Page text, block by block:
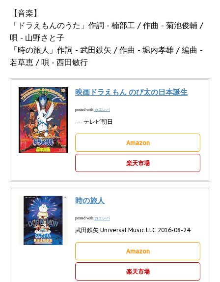
【音楽】
「ドラえもんのうた」作詞 - 楠部工 / 作曲 - 菊池俊輔 /
唄 - 山野さと子
「時の旅人」作詞 - 武田鉄矢 / 作曲 - 堀内孝雄 / 編曲 -
若草恵 / 唄 - 西田敏行
映画ドラえもん のび太の日本誕生
posted with カエレバ
--- テレビ朝日
Amazon
楽天市場
時の旅人
posted with カエレバ
武田鉄矢 Universal Music LLC 2016-08-24
Amazon
楽天市場